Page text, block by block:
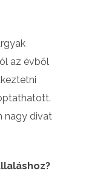
az évből
nagy divat